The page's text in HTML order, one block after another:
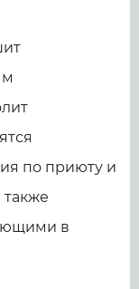
по приюту и
в